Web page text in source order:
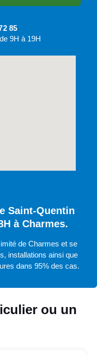
ou un
85
9H à 19H
Saint-Quentin
à Charmes.
de Charmes et se
installations ainsi que
dans 95% des cas.